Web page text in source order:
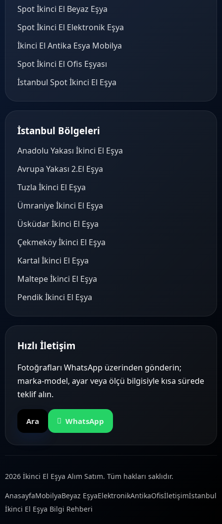
Spot İkinci El Beyaz Eşya
Spot İkinci El Elektronik Eşya
İkinci El Antika Esya Mobilya
Spot İkinci El Ofis Eşyası
İstanbul Spot İkinci El Eşya
İstanbul Bölgeleri
Anadolu Yakası İkinci El Eşya
Avrupa Yakası 2.El Eşya
Tuzla İkinci El Eşya
Ümraniye İkinci El Eşya
Üsküdar İkinci El Eşya
Çekmeköy İkinci El Eşya
Kartal İkinci El Eşya
Maltepe İkinci El Eşya
Pendik İkinci El Eşya
Hızlı İletişim
Fotoğrafları WhatsApp üzerinden gönderin;
marka-model, ayar veya ölçü bilgisiyle kısa sürede
teklif alın.
Ara WhatsApp
2026 İkinci El Eşya Alım Satım. Tüm hakları saklıdır.
AnasayfaMobilyaBeyaz EşyaElektronikAntikaOfisİletişimİstanbul
İkinci El Eşya Bilgi Rehberi